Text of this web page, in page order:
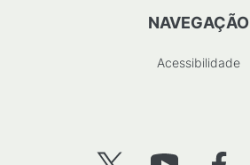
NAVEGAÇÃO
Acessibilidade